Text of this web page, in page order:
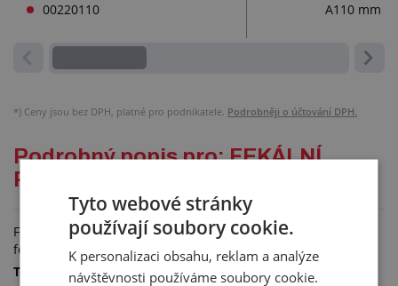
00220110 A110 mm
*) Ceny jsou bez DPH, platné pro podnikatele. Podrobněji o účtování DPH.
Podrobný popis pro: FEKÁLNÍ
ROZSTŘIKOVAČ S ČEPY
Fekální rozstřikovač s čepy je určen na rozstřikování vody a
fekálií.
Technické parametry:
Tyto webové stránky
používají soubory cookie.
K personalizaci obsahu, reklam a analýze
návštěvnosti používáme soubory cookie.